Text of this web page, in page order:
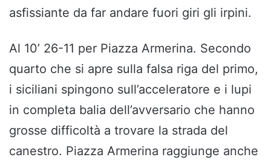
asfissiante da far andare fuori giri gli irpini.
Al 10’ 26-11 per Piazza Armerina. Secondo
quarto che si apre sulla falsa riga del primo,
i siciliani spingono sull’acceleratore e i lupi
in completa balia dell’avversario che hanno
grosse difficoltà a trovare la strada del
canestro. Piazza Armerina raggiunge anche